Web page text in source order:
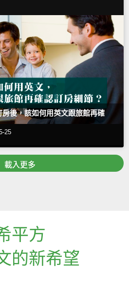
後，該如何用英文跟旅館再確
25
載入更多
平方
的新希望